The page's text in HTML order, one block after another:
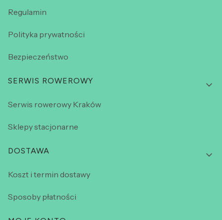
Regulamin
Polityka prywatności
Bezpieczeństwo
SERWIS ROWEROWY
Serwis rowerowy Kraków
Sklepy stacjonarne
DOSTAWA
Koszt i termin dostawy
Sposoby płatności